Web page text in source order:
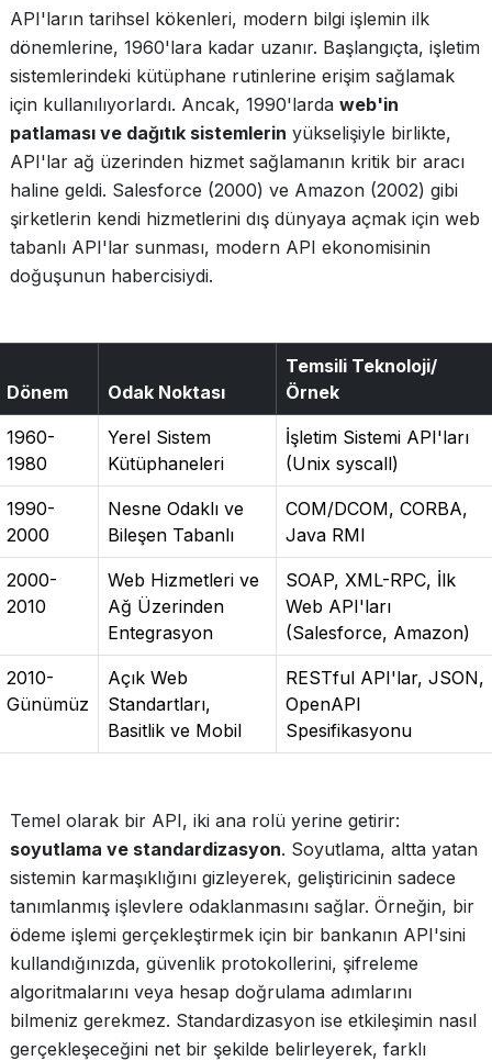
API'ların tarihsel kökenleri, modern bilgi işlemin ilk
dönemlerine, 1960'lara kadar uzanır. Başlangıçta, işletim
sistemlerindeki kütüphane rutinlerine erişim sağlamak
için kullanılıyorlardı. Ancak, 1990'larda web'in
patlaması ve dağıtık sistemlerin yükselişiyle birlikte,
API'lar ağ üzerinden hizmet sağlamanın kritik bir aracı
haline geldi. Salesforce (2000) ve Amazon (2002) gibi
şirketlerin kendi hizmetlerini dış dünyaya açmak için web
tabanlı API'lar sunması, modern API ekonomisinin
doğuşunun habercisiydi.
Dönem Odak Noktası
Temsili Teknoloji/
Örnek
1960-
1980
Yerel Sistem
Kütüphaneleri
İşletim Sistemi API'ları
(Unix syscall)
1990-
2000
Nesne Odaklı ve
Bileşen Tabanlı
COM/DCOM, CORBA,
Java RMI
2000-
2010
Web Hizmetleri ve
Ağ Üzerinden
Entegrasyon
SOAP, XML-RPC, İlk
Web API'ları
(Salesforce, Amazon)
2010-
Günümüz
Açık Web
Standartları,
Basitlik ve Mobil
RESTful API'lar, JSON,
OpenAPI
Spesifikasyonu
Temel olarak bir API, iki ana rolü yerine getirir:
soyutlama ve standardizasyon. Soyutlama, altta yatan
sistemin karmaşıklığını gizleyerek, geliştiricinin sadece
tanımlanmış işlevlere odaklanmasını sağlar. Örneğin, bir
ödeme işlemi gerçekleştirmek için bir bankanın API'sini
kullandığınızda, güvenlik protokollerini, şifreleme
algoritmalarını veya hesap doğrulama adımlarını
bilmeniz gerekmez. Standardizasyon ise etkileşimin nasıl
gerçekleşeceğini net bir şekilde belirleyerek, farklı